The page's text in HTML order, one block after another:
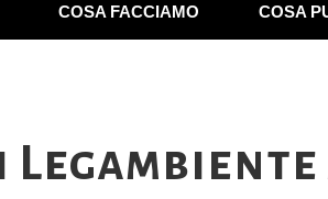
COSA FACCIAMO COSA